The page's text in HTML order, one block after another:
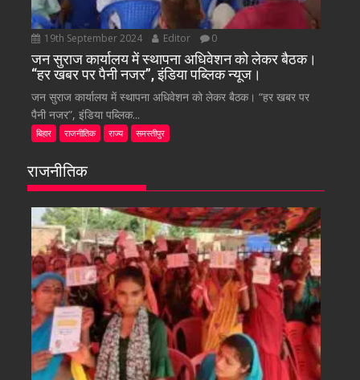
19th September 2024 Editor 0
जन सुराज कार्यालय में स्थापना अधिवेशन को लेकर बैठक।
“हर खबर पर पैनी नजर”, इंडिया पब्लिक न्यूज।
जन सुराज कार्यालय में स्थापना अधिवेशन को लेकर बैठक। “हर खबर पर
पैनी नजर”, इंडिया पब्लिक...
बिहार राजनीतिक राज्य समस्तीपुर
राजनीतिक